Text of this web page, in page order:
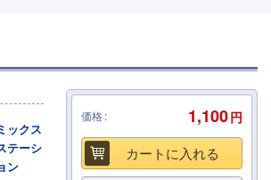
ックス
テーシ
ン
価格 1,100円
カートに入れる